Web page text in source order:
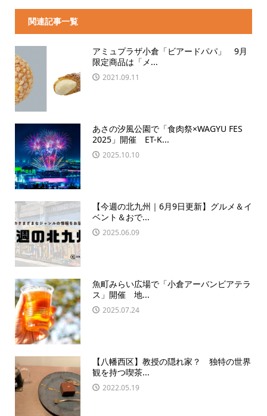
関連記事一覧
アミュプラザ小倉「ビアードパパ」 9月
限定商品は「メ...
2021.09.11
あさの汐風公園で「食肉祭×WAGYU FES
2025」開催 ET-K...
2025.10.10
【今週の北九州｜6月9日更新】グルメ＆イ
ベント＆おで...
2025.06.09
魚町みらい広場で「小倉アーバンビアテラ
ス」開催 地...
2025.07.24
【八幡西区】教授の隠れ家？ 独特の世界
観を持つ喫茶...
2022.05.19